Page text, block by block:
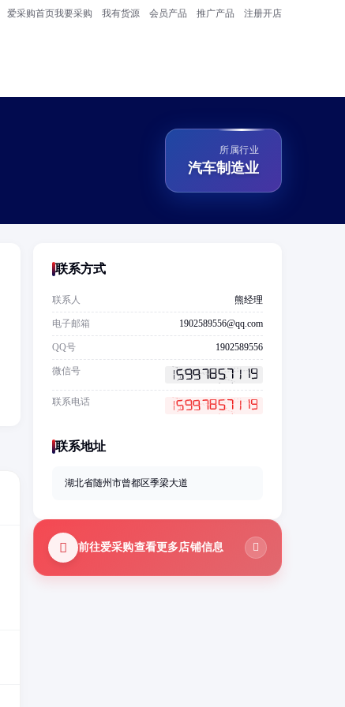
爱采购首页我要采购 我有货源 会员产品 推广产品 注册开店
所属行业
汽车制造业
联系方式
联系人 熊经理
电子邮箱 1902589556@qq.com
QQ号 1902589556
微信号
联系电话
联系地址
湖北省随州市曾都区季梁大道
前往爱采购查看更多店铺信息